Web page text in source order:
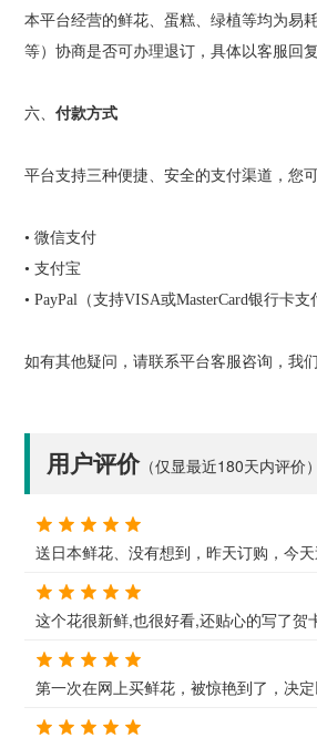
本平台经营的鲜花、蛋糕、绿植等均为易
等）协商是否可办理退订，具体以客服回复
六、 付款方式
平台支持三种便捷、安全的支付渠道，您
• 微信支付
• 支付宝
• PayPal （支持VISA或MasterCard银行卡支
如有其他疑问，请联系平台客服咨询，我
用户评价（仅显最近180天内评价）
送日本鲜花、没有想到，昨天订购，今天
这个花很新鲜,也很好看,还贴心的写了
第一次在网上买鲜花，被惊艳到了，决定